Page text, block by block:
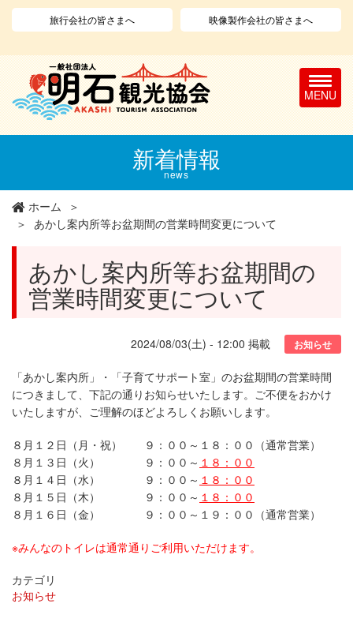
コ
旅行会社の皆さまへ 映像製作会社の皆さまへ
T
o
g
g
a
新着情報
news
ホーム
あかし案内所等お盆期間の営業時間変更について
あかし案内所等お盆期間の
営業時間変更について
2024/08/03(土) - 12:00 掲載 お知らせ
「あかし案内所」・「子育てサポート室」のお盆期間の営業時間
につきまして、下記の通りお知らせいたします。ご不便をおかけ
いたしますが、ご理解のほどよろしくお願いします。
８月１２日（月・祝） ９：００～１８：００（通常営業）
８月１３日（火） ９：００～ １８：００
８月１４日（水） ９：００～ １８：００
８月１５日（木） ９：００～ １８：００
８月１６日（金） ９：００～１９：００（通常営業）
※みんなのトイレは通常通りご利用いただけます。
カテゴリ
お知らせ